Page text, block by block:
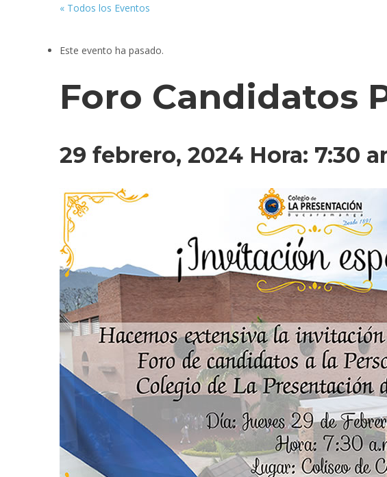
« Todos los Eventos
Este evento ha pasado.
Foro Candidatos
29 febrero, 2024 Hora: 7:30